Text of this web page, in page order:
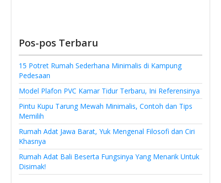
Pos-pos Terbaru
15 Potret Rumah Sederhana Minimalis di Kampung
Pedesaan
Model Plafon PVC Kamar Tidur Terbaru, Ini Referensinya
Pintu Kupu Tarung Mewah Minimalis, Contoh dan Tips
Memilih
Rumah Adat Jawa Barat, Yuk Mengenal Filosofi dan Ciri
Khasnya
Rumah Adat Bali Beserta Fungsinya Yang Menarik Untuk
Disimak!